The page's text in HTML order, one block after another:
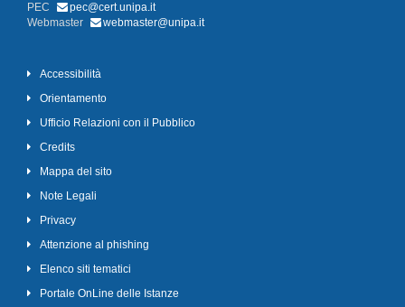
PEC
pec@cert.unipa.it
Webmaster
webmaster@unipa.it
Accessibilità
Orientamento
Ufficio Relazioni con il Pubblico
Credits
Mappa del sito
Note Legali
Privacy
Attenzione al phishing
Elenco siti tematici
Portale OnLine delle Istanze